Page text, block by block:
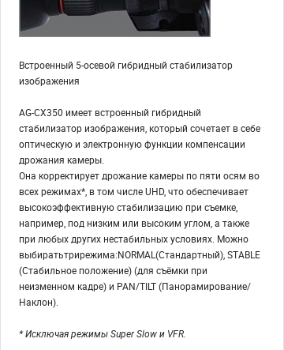
Встроенный 5-осевой гибридный стабилизатор
изображения
AG-CX350 имеет встроенный гибридный
стабилизатор изображения, который сочетает в себе
оптическую и электронную функции компенсации
дрожания камеры.
Она корректирует дрожание камеры по пяти осям во
всех режимах*, в том числе UHD, что обеспечивает
высокоэффективную стабилизацию при съемке,
например, под низким или высоким углом, а также
при любых других нестабильных условиях. Можно
выбиратьтрирежима:NORMAL(Стандартный), STABLE
(Стабильное положение) (для съёмки при
неизменном кадре) и PAN/TILT (Панорамирование/
Наклон).
* Исключая режимы Super Slow и VFR.